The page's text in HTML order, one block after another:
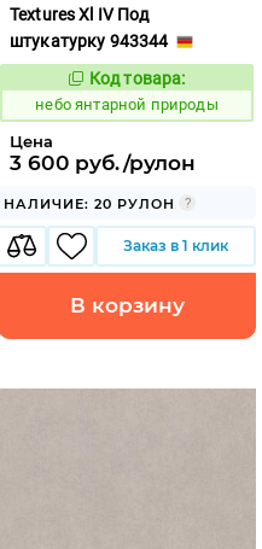
Textures Xl IV Под
штукатурку 943344
1124850
Код товара:
небо янтарной природы
Цена
3 600 руб./рулон
НАЛИЧИЕ: 20 РУЛОН
Заказ в 1 клик
В корзину